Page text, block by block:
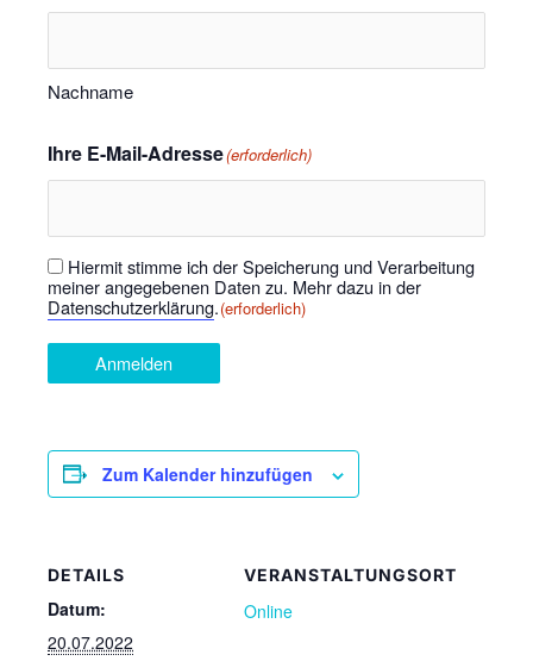
Nachname
Ihre E-Mail-Adresse(erforderlich)
Einwilligung(erforderlich)
Hiermit stimme ich der Speicherung und Verarbeitung
meiner angegebenen Daten zu. Mehr dazu in der
Datenschutzerklärung.(erforderlich)
Anmelden
Zum Kalender hinzufügen
DETAILS
Datum:
20.07.2022
VERANSTALTUNGSORT
Online